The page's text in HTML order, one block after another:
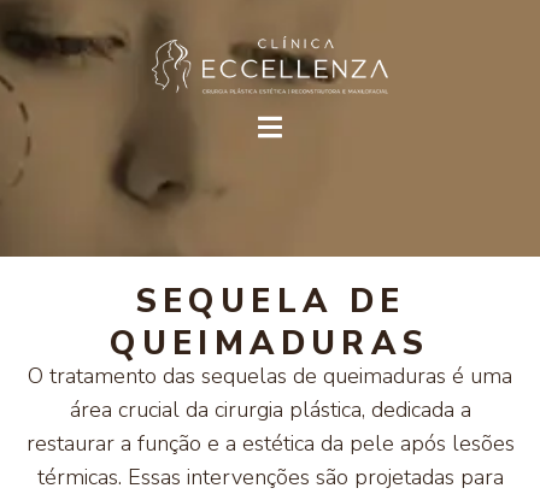
SEQUELA DE
QUEIMADURAS
O tratamento das sequelas de queimaduras é uma
área crucial da cirurgia plástica, dedicada a
restaurar a função e a estética da pele após lesões
térmicas. Essas intervenções são projetadas para